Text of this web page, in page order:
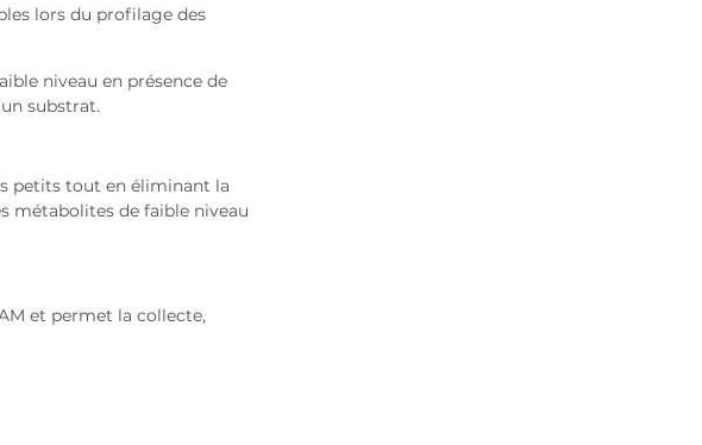
lors du profilage des
niveau en présence de
substrat.
petits tout en éliminant la
métabolites de faible niveau
et permet la collecte,